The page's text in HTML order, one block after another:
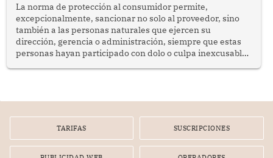
La norma de protección al consumidor permite,
excepcionalmente, sancionar no solo al proveedor, sino
también a las personas naturales que ejercen su
dirección, gerencia o administración, siempre que estas
personas hayan participado con dolo o culpa inexcusable
por la frustrada realización de un meet and greet con
TARIFAS SUSCRIPCIONES